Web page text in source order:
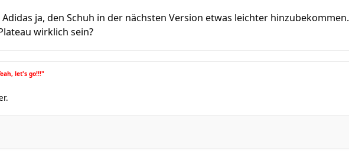
ja, den Schuh in der nächsten Version etwas leichter hinzubekommen.
wirklich sein?
let's go!!!"